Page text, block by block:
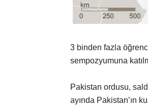
3 binden fazla
sempozyumuna
Pakistan ordusu,
ayında Pakistan’ın